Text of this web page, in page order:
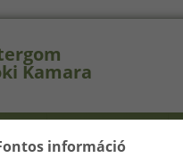
Kamara
információ